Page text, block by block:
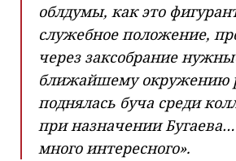
облдумы, как это
служебное положение,
через заксобрание
ближайшему окружению
поднялась буча среди
при назначении
много интересного».